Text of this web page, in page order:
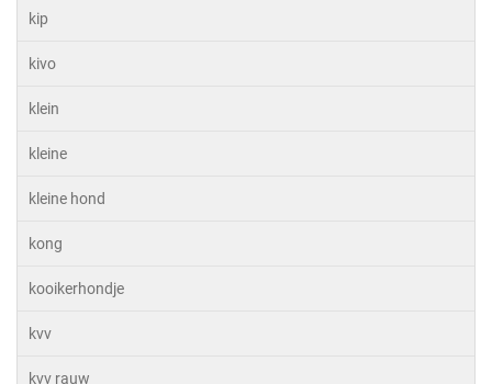
kip
kivo
klein
kleine
kleine hond
kong
kooikerhondje
kvv
kvv rauw